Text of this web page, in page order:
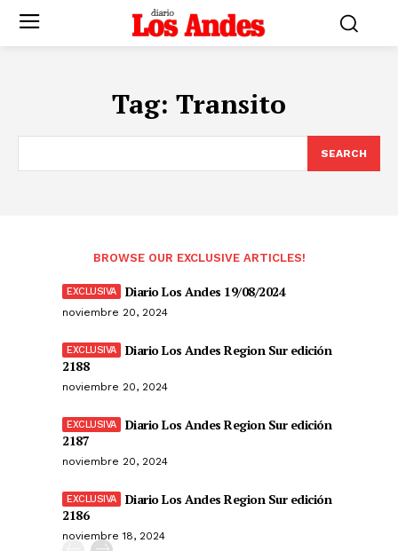
Tag: Transito
SEARCH
BROWSE OUR EXCLUSIVE ARTICLES!
Diario Los Andes 19/08/2024
noviembre 20, 2024
Diario Los Andes Region Sur edición
2188
noviembre 20, 2024
Diario Los Andes Region Sur edición
2187
noviembre 20, 2024
Diario Los Andes Region Sur edición
2186
noviembre 18, 2024